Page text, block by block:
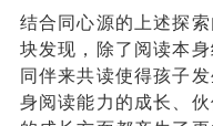
结合同心源的上述探
块发现，除了阅读本
同伴来共读使得孩子
身阅读能力的成长、